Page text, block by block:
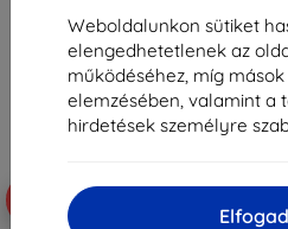
Weboldalunkon sütiket
elengedhetetlenek az
működéséhez, míg
elemzésében, valamint a
hirdetések személyre
Raktáron > 5 darab